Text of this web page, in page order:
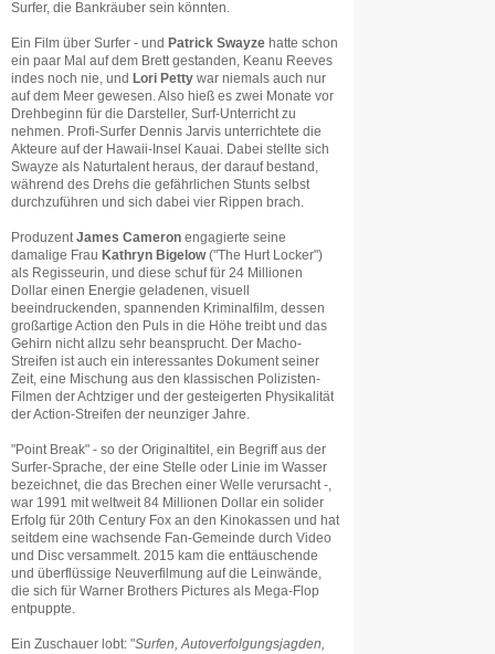
Surfer, die Bankräuber sein könnten.
Ein Film über Surfer - und Patrick Swayze hatte schon
ein paar Mal auf dem Brett gestanden, Keanu Reeves
indes noch nie, und Lori Petty war niemals auch nur
auf dem Meer gewesen. Also hieß es zwei Monate vor
Drehbeginn für die Darsteller, Surf-Unterricht zu
nehmen. Profi-Surfer Dennis Jarvis unterrichtete die
Akteure auf der Hawaii-Insel Kauai. Dabei stellte sich
Swayze als Naturtalent heraus, der darauf bestand,
während des Drehs die gefährlichen Stunts selbst
durchzuführen und sich dabei vier Rippen brach.
Produzent James Cameron engagierte seine
damalige Frau Kathryn Bigelow("The Hurt Locker")
als Regisseurin, und diese schuf für 24 Millionen
Dollar einen Energie geladenen, visuell
beeindruckenden, spannenden Kriminalfilm, dessen
großartige Action den Puls in die Höhe treibt und das
Gehirn nicht allzu sehr beansprucht. Der Macho-
Streifen ist auch ein interessantes Dokument seiner
Zeit, eine Mischung aus den klassischen Polizisten-
Filmen der Achtziger und der gesteigerten Physikalität
der Action-Streifen der neunziger Jahre.
"Point Break" - so der Originaltitel, ein Begriff aus der
Surfer-Sprache, der eine Stelle oder Linie im Wasser
bezeichnet, die das Brechen einer Welle verursacht -,
war 1991 mit weltweit 84 Millionen Dollar ein solider
Erfolg für 20th Century Fox an den Kinokassen und hat
seitdem eine wachsende Fan-Gemeinde durch Video
und Disc versammelt. 2015 kam die enttäuschende
und überflüssige Neuverfilmung auf die Leinwände,
die sich für Warner Brothers Pictures als Mega-Flop
entpuppte.
Ein Zuschauer lobt: "Surfen, Autoverfolgungsjagden,